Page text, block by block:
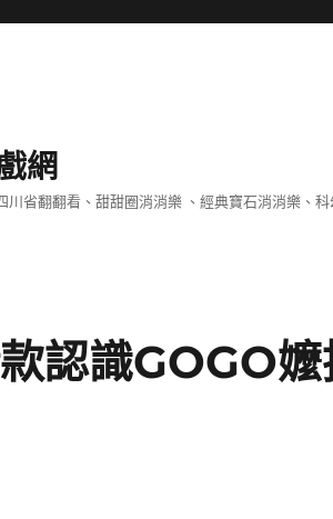
網
川省翻翻看、甜甜圈消消樂 、經典寶石消消樂、
認識GOGO